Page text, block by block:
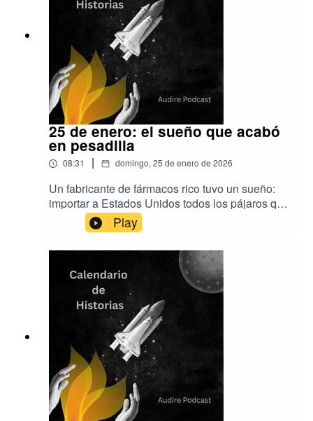
25 de enero: el sueño que acabó
en pesadilla
08:31 | domingo, 25 de enero de 2026
Un fabricante de fármacos rico tuvo un sueño:
importar a Estados Unidos todos los pájaros que
salían en las obras de Shakespeare.Lo que
pasó, nunca lo había imaginado.Música de Aser
Rodríguez y EpidemicSoundProducción de
Play